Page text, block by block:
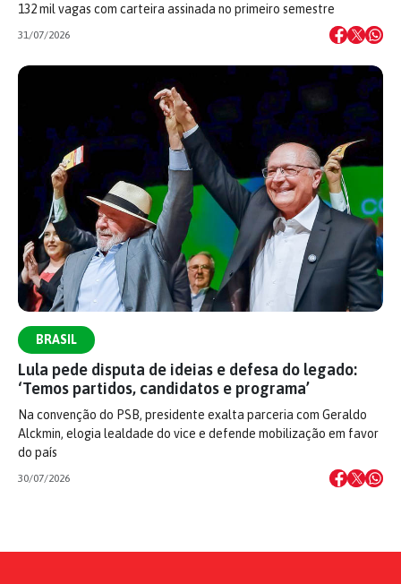
132 mil vagas com carteira assinada no primeiro semestre
31/07/2026
BRASIL
Lula pede disputa de ideias e defesa do legado:
‘Temos partidos, candidatos e programa’
Na convenção do PSB, presidente exalta parceria com Geraldo
Alckmin, elogia lealdade do vice e defende mobilização em favor
do país
30/07/2026